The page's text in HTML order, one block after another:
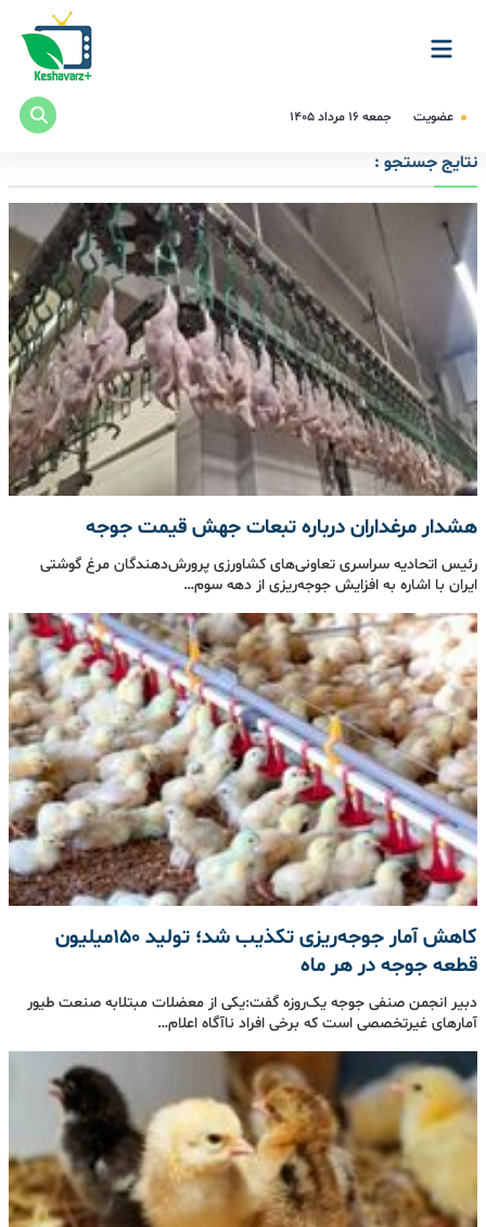
عضویت جمعه ۱۶ مرداد ۱۴۰۵
نتایج جستجو :
هشدار مرغداران درباره تبعات جهش قیمت جوجه
رئیس اتحادیه سراسری تعاونی‌های کشاورزی پرورش‌دهندگان مرغ گوشتی
ایران با اشاره به افزایش جوجه‌ریزی از دهه سوم…
کاهش آمار جوجه‌ریزی تکذیب شد؛ تولید ۱۵۰میلیون
قطعه جوجه در هر ماه
دبیر انجمن صنفی جوجه یک‌روزه گفت:یکی از معضلات مبتلابه صنعت طیور
آمارهای غیرتخصصی است که برخی افراد ناآگاه اعلام…